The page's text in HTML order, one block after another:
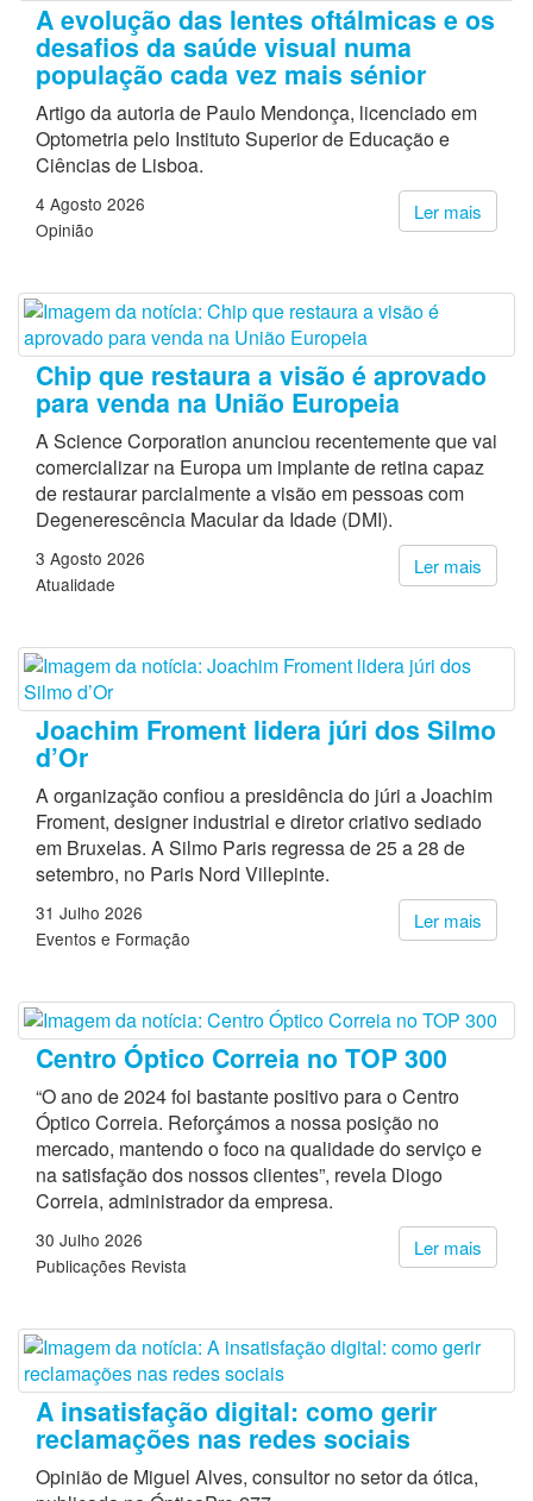
A evolução das lentes oftálmicas e os
desafios da saúde visual numa
população cada vez mais sénior
Artigo da autoria de Paulo Mendonça, licenciado em
Optometria pelo Instituto Superior de Educação e
Ciências de Lisboa.
Ler mais
4 Agosto 2026
Opinião
Chip que restaura a visão é aprovado
para venda na União Europeia
A Science Corporation anunciou recentemente que vai
comercializar na Europa um implante de retina capaz
de restaurar parcialmente a visão em pessoas com
Degenerescência Macular da Idade (DMI).
Ler mais
3 Agosto 2026
Atualidade
Joachim Froment lidera júri dos Silmo
d’Or
A organização confiou a presidência do júri a Joachim
Froment, designer industrial e diretor criativo sediado
em Bruxelas. A Silmo Paris regressa de 25 a 28 de
setembro, no Paris Nord Villepinte.
Ler mais
31 Julho 2026
Eventos e Formação
Centro Óptico Correia no TOP 300
“O ano de 2024 foi bastante positivo para o Centro
Óptico Correia. Reforçámos a nossa posição no
mercado, mantendo o foco na qualidade do serviço e
na satisfação dos nossos clientes”, revela Diogo
Correia, administrador da empresa.
Ler mais
30 Julho 2026
Publicações Revista
A insatisfação digital: como gerir
reclamações nas redes sociais
Opinião de Miguel Alves, consultor no setor da ótica,